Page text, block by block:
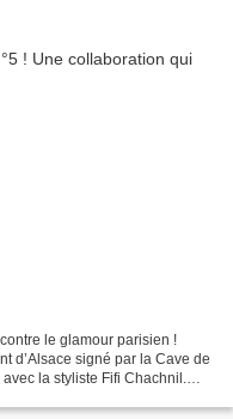
le glamour parisien !
d’Alsace signé par la Cave de
la styliste Fifi Chachnil.